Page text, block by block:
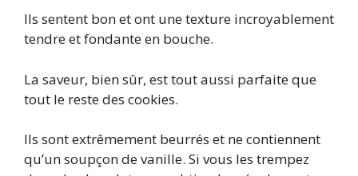
Ils sentent bon et ont une texture incroyablement
tendre et fondante en bouche.
La saveur, bien sûr, est tout aussi parfaite que
tout le reste des cookies.
Ils sont extrêmement beurrés et ne contiennent
qu’un soupçon de vanille. Si vous les trempez